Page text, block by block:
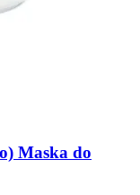
Maska do